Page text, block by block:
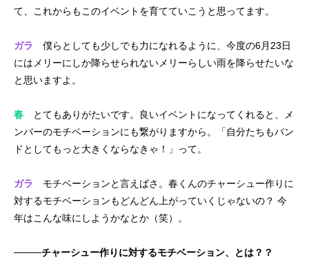
て、これからもこのイベントを育てていこうと思ってます。
ガラ
僕らとしても少しでも力になれるように、今度の6月23日
にはメリーにしか降らせられないメリーらしい雨を降らせたいな
と思いますよ。
春 とてもありがたいです。良いイベントになってくれると、メ
ンバーのモチベーションにも繋がりますから。「自分たちもバン
ドとしてもっと大きくならなきゃ！」って。
ガラ
モチベーションと言えばさ。春くんのチャーシュー作りに
対するモチベーションもどんどん上がっていくじゃないの？ 今
年はこんな味にしようかなとか（笑）。
────チャーシュー作りに対するモチベーション、とは？？